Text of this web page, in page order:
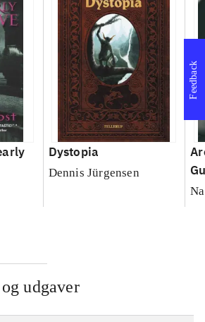
Dystopia
Dennis Jürgensen
udgaver
Feedback